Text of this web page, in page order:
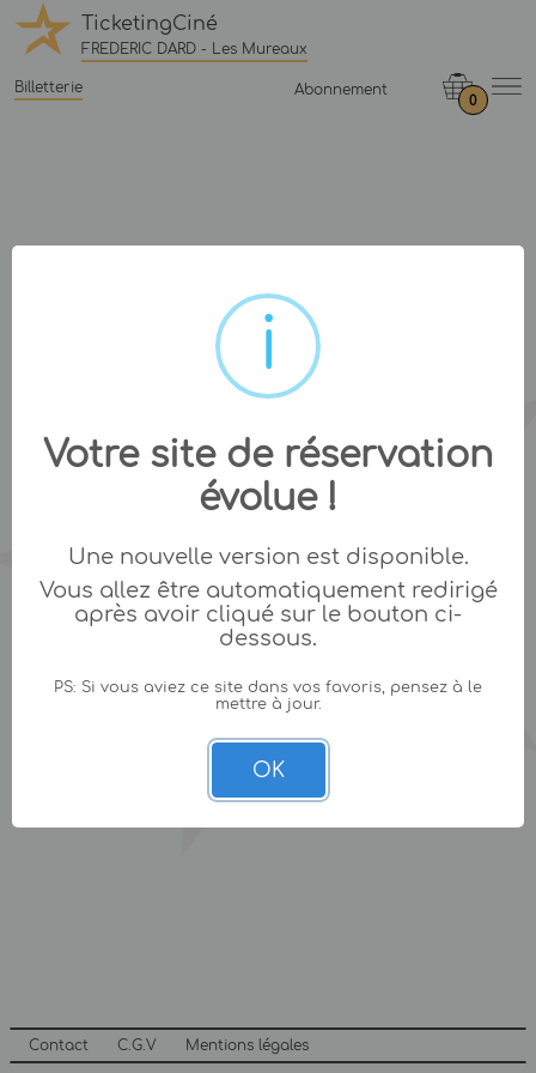
TicketingCiné
FREDERIC DARD - Les Mureaux
Billetterie Abonnement
0
Contact C.G.V Mentions légales
Votre site de réservation
évolue !
Une nouvelle version est disponible.
Vous allez être automatiquement redirigé
après avoir cliqué sur le bouton ci-
dessous.
PS: Si vous aviez ce site dans vos favoris, pensez à le
mettre à jour.
OK